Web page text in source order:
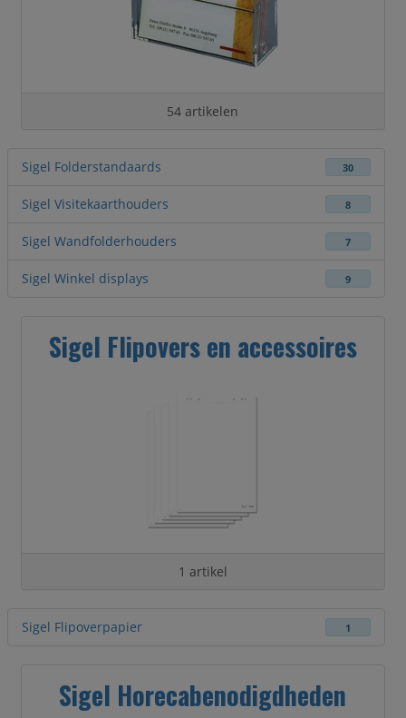
54 artikelen
Sigel Folderstandaards 30
Sigel Visitekaarthouders 8
Sigel Wandfolderhouders 7
Sigel Winkel displays 9
Sigel Flipovers en accessoires
1 artikel
Sigel Flipoverpapier 1
Sigel Horecabenodigdheden